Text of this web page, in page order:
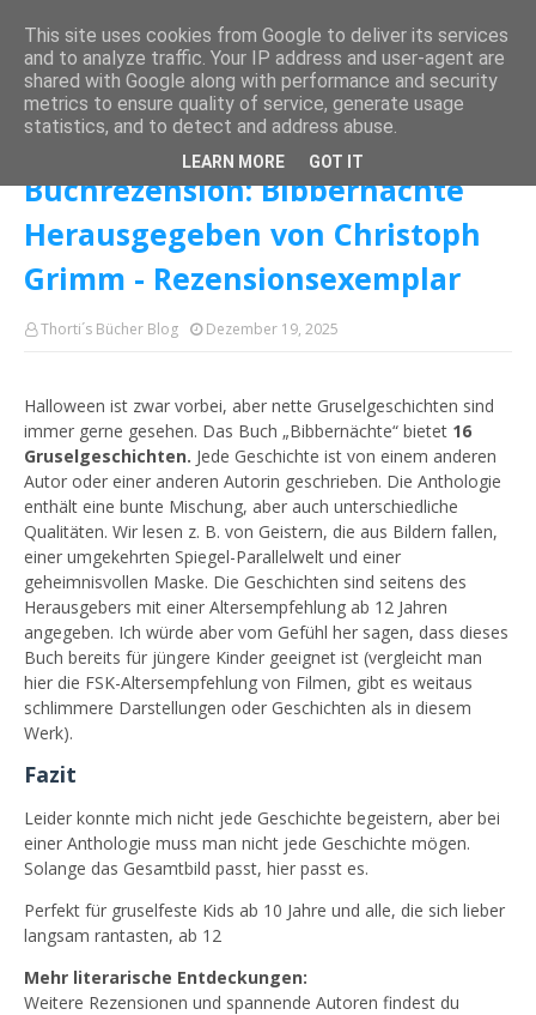
Startseite Rezensionsexemplar Buchrezension: Bibbernächte
Herausgegeben von Christoph Grimm - Rezensionsexemplar
Buchrezension: Bibbernächte
Herausgegeben von Christoph
Grimm - Rezensionsexemplar
Thorti´s Bücher Blog Dezember 19, 2025
Halloween ist zwar vorbei, aber nette Gruselgeschichten sind
immer gerne gesehen. Das Buch „Bibbernächte“ bietet 16
Gruselgeschichten. Jede Geschichte ist von einem anderen
Autor oder einer anderen Autorin geschrieben. Die Anthologie
enthält eine bunte Mischung, aber auch unterschiedliche
Qualitäten. Wir lesen z. B. von Geistern, die aus Bildern fallen,
einer umgekehrten Spiegel-Parallelwelt und einer
geheimnisvollen Maske. Die Geschichten sind seitens des
Herausgebers mit einer Altersempfehlung ab 12 Jahren
angegeben. Ich würde aber vom Gefühl her sagen, dass dieses
Buch bereits für jüngere Kinder geeignet ist (vergleicht man
hier die FSK-Altersempfehlung von Filmen, gibt es weitaus
schlimmere Darstellungen oder Geschichten als in diesem
Werk).
Fazit
Leider konnte mich nicht jede Geschichte begeistern, aber bei
einer Anthologie muss man nicht jede Geschichte mögen.
Solange das Gesamtbild passt, hier passt es.
Perfekt für gruselfeste Kids ab 10 Jahre und alle, die sich lieber
langsam rantasten, ab 12
Mehr literarische Entdeckungen:
Weitere Rezensionen und spannende Autoren findest du
This site uses cookies from Google to deliver its services
and to analyze traffic. Your IP address and user-agent are
shared with Google along with performance and security
metrics to ensure quality of service, generate usage
statistics, and to detect and address abuse.
LEARN MORE GOT IT